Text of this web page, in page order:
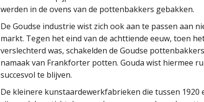
werden in de ovens van de pottenbakkers gebakken.
De Goudse industrie wist zich ook aan te passen aan
markt. Tegen het eind van de achttiende eeuw, toen
verslechterd was, schakelden de Goudse
namaak van Frankforter potten. Gouda wist hiermee
succesvol te blijven.
De kleinere kunstaardewerkfabrieken die tussen 1920